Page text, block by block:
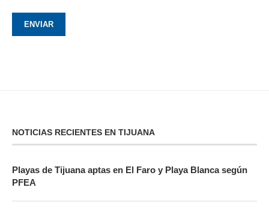
NOTICIAS RECIENTES EN TIJUANA
Playas de Tijuana aptas en El Faro y Playa Blanca según
PFEA